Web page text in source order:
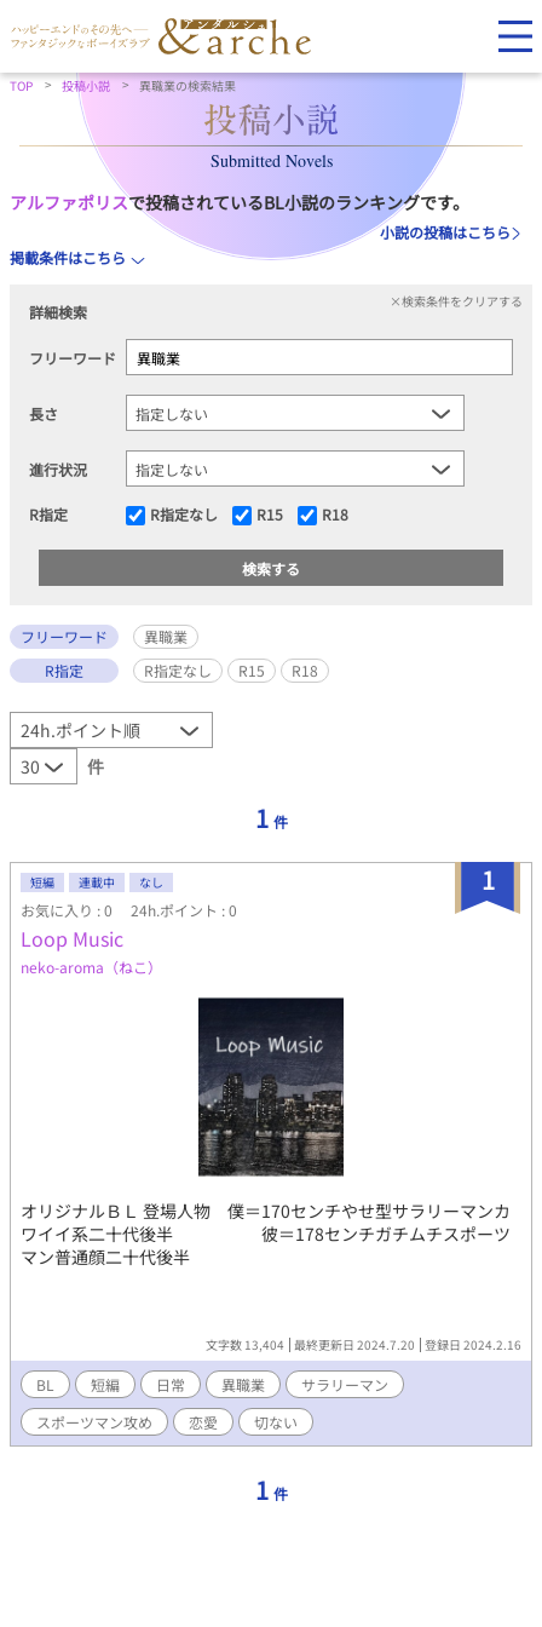
TOP 投稿小説 異職業の検索結果
Submitted Novels
アルファポリスで投稿されているBL小説のランキングです。
小説の投稿はこちら
掲載条件はこちら
詳細検索
×検索条件をクリアする
フリーワード
長さ
進行状況
R指定 R指定なし R15 R18
フリーワード
異職業
R指定
R指定なし R15 R18
件
1 件
1
短編 連載中 なし
お気に入り : 0 24h.ポイント : 0
Loop Music
neko-aroma（ねこ）
オリジナルＢＬ 登場人物 僕＝170センチやせ型サラリーマンカ
ワイイ系二十代後半 彼＝178センチガチムチスポーツ
マン普通顔二十代後半
文字数 13,404 最終更新日 2024.7.20 登録日 2024.2.16
BL 短編 日常 異職業
サラリーマン
スポーツマン攻め
恋愛 切ない
1 件